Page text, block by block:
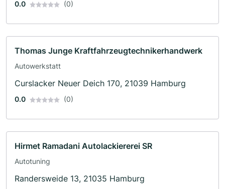
0.0 (0)
Thomas Junge Kraftfahrzeugtechnikerhandwerk
Autowerkstatt
Curslacker Neuer Deich 170, 21039 Hamburg
0.0 (0)
Hirmet Ramadani Autolackiererei SR
Autotuning
Randersweide 13, 21035 Hamburg